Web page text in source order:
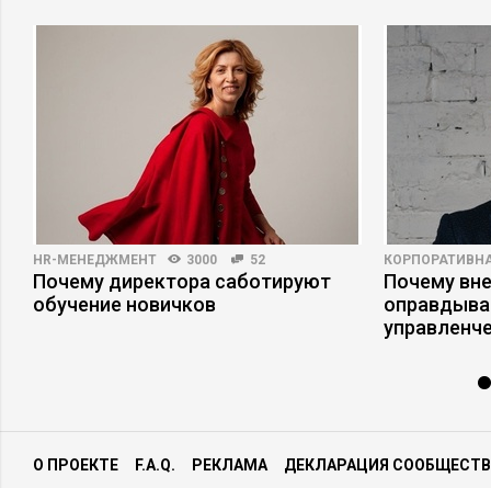
HR-МЕНЕДЖМЕНТ 3000 52
Почему директора саботируют
обучение новичков
Почему
О ПРОЕКТЕ F.A.Q. РЕКЛАМА ДЕКЛАРАЦИЯ